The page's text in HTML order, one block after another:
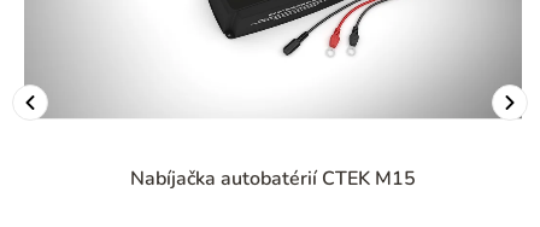
Nabíjačka autobatérií CTEK M15